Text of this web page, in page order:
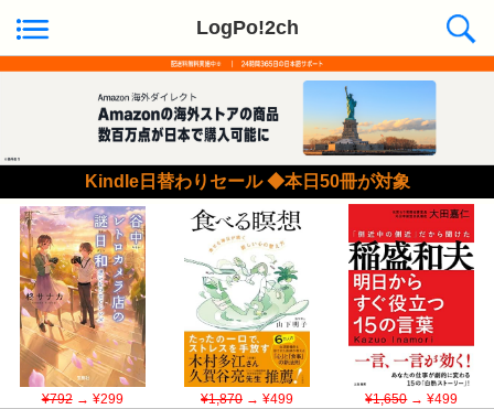
LogPo!2ch
Kindle日替わりセール ◆本日50冊が対象
¥792→ ¥299 ¥1,870→ ¥499 ¥1,650→ ¥499